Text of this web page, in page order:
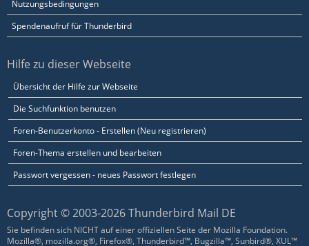
Nutzungsbedingungen
Spendenaufruf für Thunderbird
Hilfe zu dieser Webseite
Übersicht der Hilfe zur Webseite
Die Suchfunktion benutzen
Foren-Benutzerkonto - Erstellen (Neu registrieren)
Foren-Thema erstellen und bearbeiten
Passwort vergessen - neues Passwort festlegen
Copyright © 2003-2026 Thunderbird Mail DE
Sie befinden sich NICHT auf einer offiziellen Seite der Mozilla Foundation.
Mozilla®, mozilla.org®, Firefox®, Thunderbird™, Bugzilla™, Sunbird®, XUL™